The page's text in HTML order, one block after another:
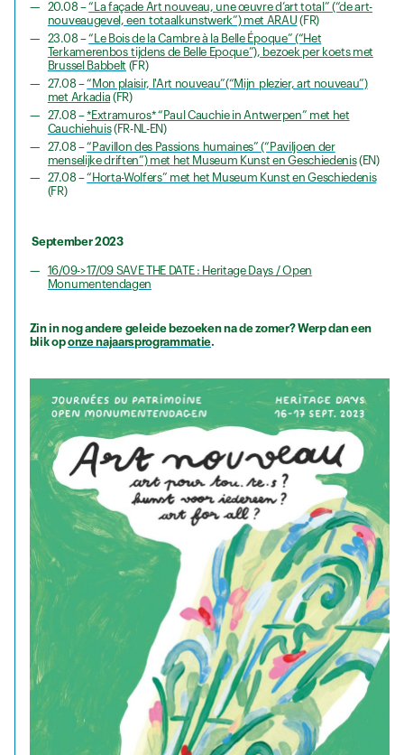
20.08 –“La façade Art nouveau, une œuvre d’art total” (“de art-
nouveaugevel, een totaalkunstwerk”) met ARAU (FR)
23.08 –“Le Bois de la Cambre à la Belle Époque” (“Het
Terkamerenbos tijdens de Belle Epoque”), bezoek per koets met
Brussel Babbelt (FR)
27.08 –“Mon plaisir, l'Art nouveau”(“Mijn plezier, art nouveau”)
met Arkadia (FR)
27.08 –*Extramuros* “Paul Cauchie in Antwerpen” met het
Cauchiehuis(FR-NL-EN)
27.08 –“Pavillon des Passions humaines” (“Paviljoen der
menselijke driften”) met het Museum Kunst en Geschiedenis(EN)
27.08 –“Horta-Wolfers” met het Museum Kunst en Geschiedenis
(FR)
September 2023
16/09->17/09 SAVE THE DATE : Heritage Days / Open
Monumentendagen
Zin in nog andere geleide bezoeken na de zomer? Werp dan een
blik oponze najaarsprogrammatie.